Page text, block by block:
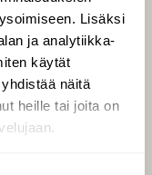
Lisäksi
ja analytiikka-
käytät
näitä
heille tai joita on
onSuomen
.